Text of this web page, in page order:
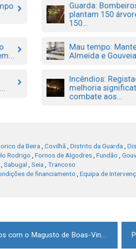
Guarda:
plantam 150
150...
Mau tempo:
Almeida e
Incêndios:
melhoria
combate aos...
da Beira, Covilhã, Distrito da Guarda,
Rodrigo , Fornos de Algodres, Fundão ,
, Sabugal , Seia, Trancoso
de financiamento , Equipa de
IPG recebeu os novos alunos com o Magusto de Boas-Vindas